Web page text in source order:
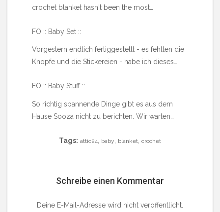
crochet blanket hasn't been the most…
FO :: Baby Set ::
Vorgestern endlich fertiggestellt - es fehlten die
Knöpfe und die Stickereien - habe ich dieses…
FO :: Baby Stuff ::
So richtig spannende Dinge gibt es aus dem
Hause Sooza nicht zu berichten. Wir warten…
Tags: attic24 baby blanket crochet
Schreibe einen Kommentar
Deine E-Mail-Adresse wird nicht veröffentlicht.